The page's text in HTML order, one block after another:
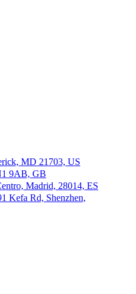
MD 21703, US
9AB, GB
Madrid, 28014, ES
Kefa Rd, Shenzhen,